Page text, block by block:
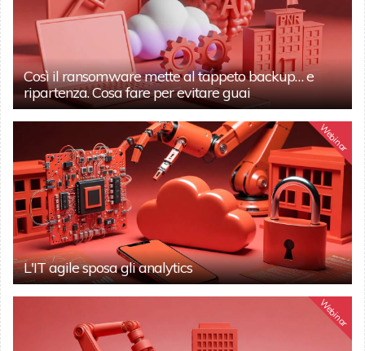
Così il ransomware mette al tappeto backup… e
ripartenza. Cosa fare per evitare guai
Webinar
L'IT agile sposa gli analytics
Webinar